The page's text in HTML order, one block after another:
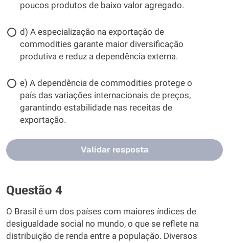
poucos produtos de baixo valor agregado.
d) A especialização na exportação de
commodities garante maior diversificação
produtiva e reduz a dependência externa.
e) A dependência de commodities protege o
país das variações internacionais de preços,
garantindo estabilidade nas receitas de
exportação.
Validar resposta
Questão 4
O Brasil é um dos países com maiores índices de
desigualdade social no mundo, o que se reflete na
distribuição de renda entre a população. Diversos